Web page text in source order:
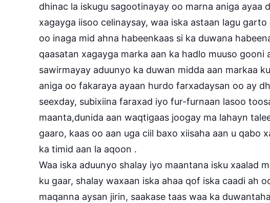
dhinac la iskugu sagootinayay oo marna aniga ayaa
xagayga iisoo celinaysay, waa iska astaan lagu
oo inaga mid ahna habeenkaas si ka duwana
qaasatan xagayga marka aan ka hadlo muuso gooni
sawirmayay aduunyo ka duwan midda aan markaa
aniga oo fakaraya ayaan hurdo farxadaysan oo ay
seexday, subixiina faraxad iyo fur-furnaan lasoo
maanta,dunida aan waqtigaas joogay ma lahayn
gaaro, kaas oo aan uga ciil baxo xiisaha aan u qabo
ka timid aan la aqoon .
Waa iska aduunyo shalay iyo maantana isku xaalad
ku gaar, shalay waxaan iska ahaa qof iska caadi ah
maqanna aysan jirin, saakase taas waa ka